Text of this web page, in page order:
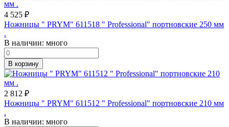
4 525 ₽
Ножницы " PRYM" 611518 " Professional" портновские 250 мм
.
В наличии: много
В корзину
2 812 ₽
Ножницы " PRYM" 611512 " Professional" портновские 210 мм
.
В наличии: много